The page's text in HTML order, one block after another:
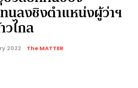
ทนลงชิงตำแหน่งผู้ว่าฯ
ไกล
2022 The MATTER